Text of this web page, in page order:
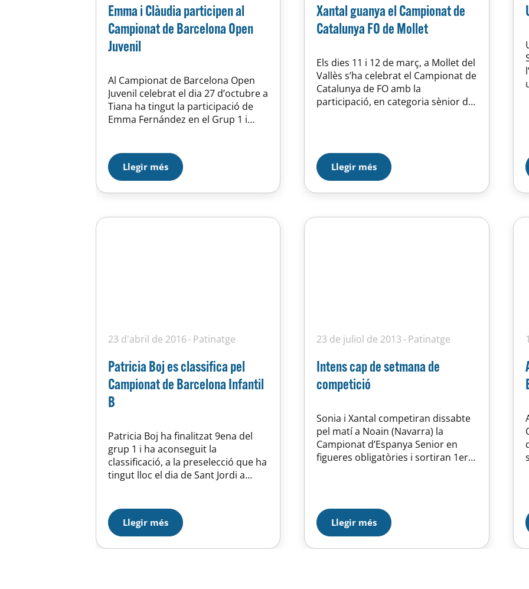
Emma i Clàudia participen al
Campionat de Barcelona Open
Juvenil
Al Campionat de Barcelona Open
Juvenil celebrat el dia 27 d’octubre a
Tiana ha tingut la participació de
Emma Fernández en el Grup 1 i
Grup 1 amb 30,5 en una prova
guanyada per Gemma Gimenez del
Arenys de Mar CP amb…
Llegir més
Xantal guanya el Campionat de
Catalunya FO de Mollet
Els dies 11 i 12 de març, a Mollet del
Vallès s’ha celebrat el Campionat de
Catalunya de FO amb la
participació, en categoria sènior de
Marco i Grace Tara Lloret. El
dissabte dia 11 van competir les…
Llegir més
23 d'abril de 2016 Patinatge
Patricia Boj es classifica pel
Campionat de Barcelona Infantil
B
Patricia Boj ha finalitzat 9ena del
grup 1 i ha aconseguit la
classificació, a la preselecció que ha
tingut lloc el dia de Sant Jordi a
les 68 participants, tenen accés al
campionat que es celebrarà els
propers 16 i 17 de juliol de…
Llegir més
23 de juliol de 2013 Patinatge
Intens cap de setmana de
competició
Sonia i Xantal competiran dissabte
pel matí a Noain (Navarra) la
Campionat d’Espanya Senior en
figueres obligatòries i sortiran 1era
curt) i diumenge (prog. llarg) al
Campionat de Barcelona Cadet B
(Lliure) al Pavelló Municipal Riera
Seca…
Llegir més